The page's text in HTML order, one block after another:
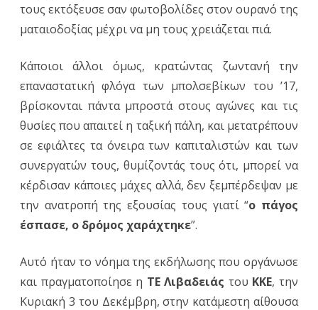
τους εκτόξευσε σαν φωτοβολίδες στον ουρανό της
ματαιοδοξίας μέχρι να μη τους χρειάζεται πιά.
Κάποιοι άλλοι όμως, κρατώντας ζωντανή την
επαναστατική φλόγα των μπολσεβίκων του ’17,
βρίσκονται πάντα μπροστά στους αγώνες και τις
θυσίες που απαιτεί η ταξική πάλη, και μετατρέπουν
σε εφιάλτες τα όνειρα των καπιταλιστών και των
συνεργατών τους, θυμίζοντάς τους ότι, μπορεί να
κέρδισαν κάποιες μάχες αλλά, δεν ξεμπέρδεψαν με
την ανατροπή της εξουσίας τους γιατί “ο πάγος
έσπασε, ο δρόμος χαράχτηκε”.
Αυτό ήταν το νόημα της εκδήλωσης που οργάνωσε
και πραγματοποίησε η ΤΕ Λιβαδειάς του ΚΚΕ, την
Κυριακή 3 του Δεκέμβρη, στην κατάμεστη αίθουσα